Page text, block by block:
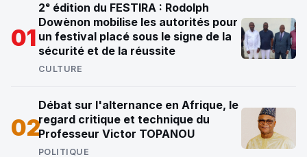
01
2ᵉ édition du FESTIRA : Rodolph
Dowènon mobilise les autorités pour
un festival placé sous le signe de la
sécurité et de la réussite
CULTURE
02
Débat sur l'alternance en Afrique, le
regard critique et technique du
Professeur Victor TOPANOU
POLITIQUE